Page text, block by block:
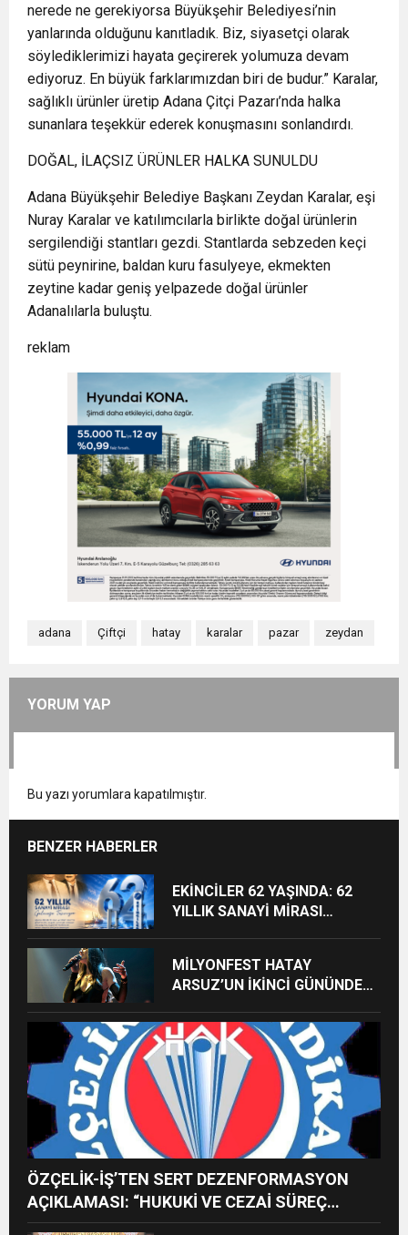
nerede ne gerekiyorsa Büyükşehir Belediyesi’nin
yanlarında olduğunu kanıtladık. Biz, siyasetçi olarak
söylediklerimizi hayata geçirerek yolumuza devam
ediyoruz. En büyük farklarımızdan biri de budur.” Karalar,
sağlıklı ürünler üretip Adana Çitçi Pazarı’nda halka
sunanlara teşekkür ederek konuşmasını sonlandırdı.
DOĞAL, İLAÇSIZ ÜRÜNLER HALKA SUNULDU
Adana Büyükşehir Belediye Başkanı Zeydan Karalar, eşi
Nuray Karalar ve katılımcılarla birlikte doğal ürünlerin
sergilendiği stantları gezdi. Stantlarda sebzeden keçi
sütü peynirine, baldan kuru fasulyeye, ekmekten
zeytine kadar geniş yelpazede doğal ürünler
Adanalılarla buluştu.
reklam
adana Çiftçi hatay karalar pazar zeydan
YORUM YAP
Bu yazı yorumlara kapatılmıştır.
BENZER HABERLER
EKİNCİLER 62 YAŞINDA: 62
YILLIK SANAYİ MİRASI
MİLYONFEST HATAY
ARSUZ’UN İKİNCİ GÜNÜNDE
ALACAK
ÖZÇELİK-İŞ’TEN SERT DEZENFORMASYON
AÇIKLAMASI: “HUKUKİ VE CEZAİ SÜREÇ
BAŞLATILDI”